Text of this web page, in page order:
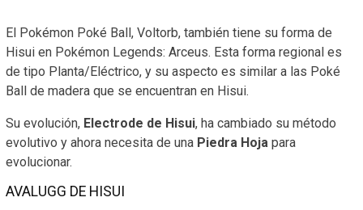
El Pokémon Poké Ball, Voltorb, también tiene su forma de
Hisui en Pokémon Legends: Arceus. Esta forma regional es
de tipo Planta/Eléctrico, y su aspecto es similar a las Poké
Ball de madera que se encuentran en Hisui.
Su evolución, Electrode de Hisui, ha cambiado su método
evolutivo y ahora necesita de una Piedra Hoja para
evolucionar.
AVALUGG DE HISUI